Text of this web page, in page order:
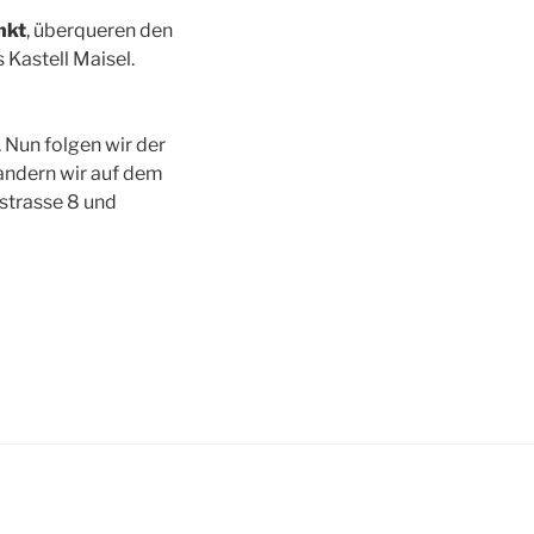
, überqueren den
Kastell Maisel.
Nun folgen wir der
wir auf dem
8 und